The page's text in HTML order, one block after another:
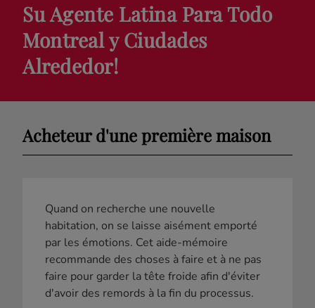
Su Agente Latina Para Todo
Montreal y Ciudades
Alrededor!
Acheteur d'une première maison
Quand on recherche une nouvelle
habitation, on se laisse aisément emporté
par les émotions. Cet aide-mémoire
recommande des choses à faire et à ne pas
faire pour garder la tête froide afin d'éviter
d'avoir des remords à la fin du processus.